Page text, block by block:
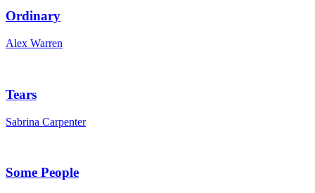
Ordinary
Alex Warren
Tears
Sabrina Carpenter
Some People